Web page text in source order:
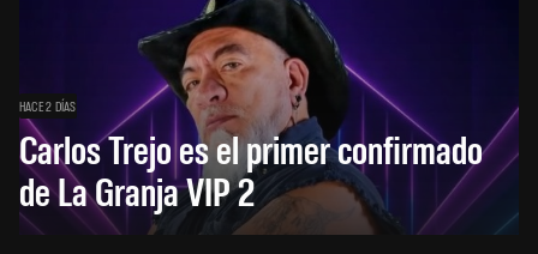
HACE 2 DÍAS
Carlos Trejo es el primer confirmado
de La Granja VIP 2